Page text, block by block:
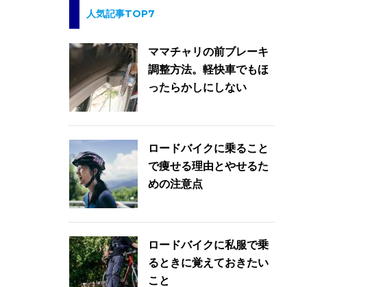
人気記事TOP7
ママチャリの前ブレーキ
調整方法。軽快車でもほ
ったらかしにしない
ロードバイクに乗ること
で痩せる理由とやせるた
めの注意点
ロードバイクに私服で乗
るときに覚えておきたい
こと